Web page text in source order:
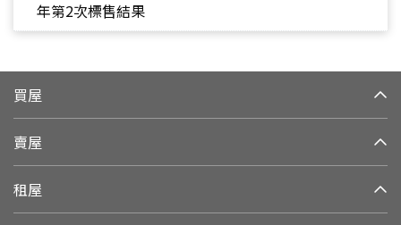
年第2次標售結果
買屋
賣屋
租屋